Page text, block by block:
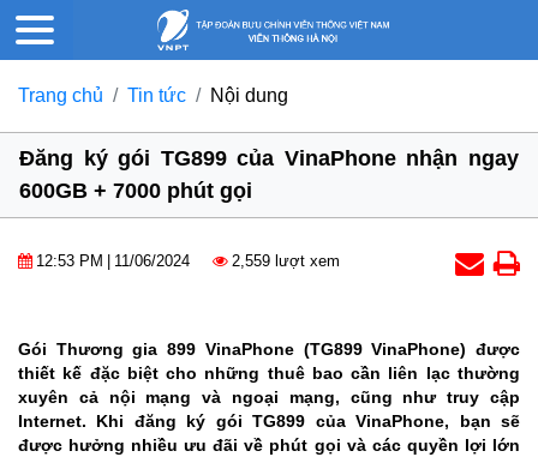
Trang chủ Tin tức Nội dung
Đăng ký gói TG899 của VinaPhone nhận ngay
600GB + 7000 phút gọi
12:53 PM 11/06/2024 2,559 lượt xem
Gói Thương gia 899 VinaPhone (TG899 VinaPhone) được
thiết kế đặc biệt cho những thuê bao cần liên lạc thường
xuyên cả nội mạng và ngoại mạng, cũng như truy cập
Internet. Khi đăng ký gói TG899 của VinaPhone, bạn sẽ
được hưởng nhiều ưu đãi về phút gọi và các quyền lợi lớn